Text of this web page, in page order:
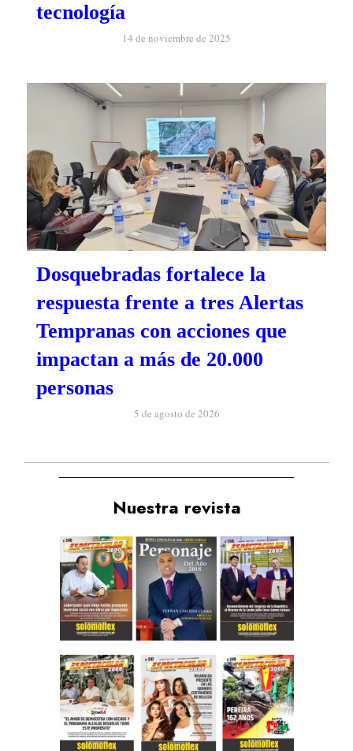
tecnología
14 de noviembre de 2025
Dosquebradas fortalece la
respuesta frente a tres Alertas
Tempranas con acciones que
impactan a más de 20.000
personas
5 de agosto de 2026
Nuestra revista